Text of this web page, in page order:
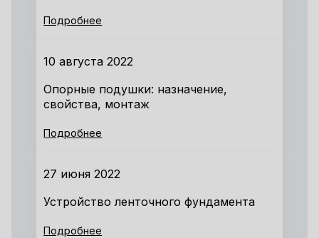
Подробнее
10 августа 2022
Опорные подушки: назначение,
свойства, монтаж
Подробнее
27 июня 2022
Устройство ленточного фундамента
Подробнее